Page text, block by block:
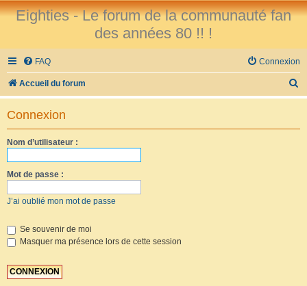
Eighties - Le forum de la communauté fan
des années 80 !! !
FAQ Connexion
Accueil du forum
e
Connexion
Nom d’utilisateur :
Mot de passe :
J’ai oublié mon mot de passe
Se souvenir de moi
Masquer ma présence lors de cette session